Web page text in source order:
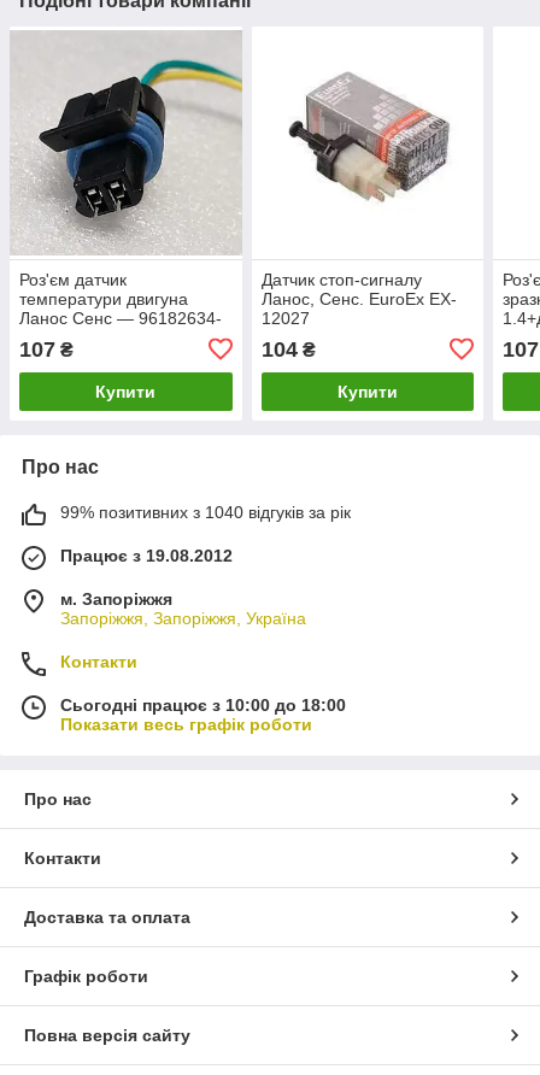
Роз'єм датчик
температури двигуна
Ланос Сенс — 96182634-
107 ₴
Купити
Датчик стоп-сигналу
Ланос, Сенс. EuroEx EX-
12027
104₴
Купити
107
Про нас
99% позитивних з 1040 відгуків за рік
Працює з 19.08.2012
м. Запоріжжя
Запоріжжя, Запоріжжя, Україна
Контакти
Сьогодні працює з 10:00 до 18:00
Показати весь графік роботи
Про нас
Контакти
Доставка та оплата
Графік роботи
Повна версія сайту